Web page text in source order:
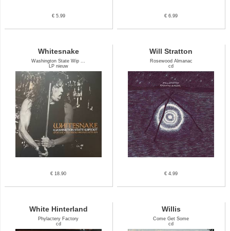
€ 5.99 € 6.99
Whitesnake
Washington State Wip ...
LP nieuw
€ 18.90
Will Stratton
Rosewood Almanac
cd
€ 4.99
White Hinterland
Phylactery Factory
cd
Willis
Come Get Some
cd